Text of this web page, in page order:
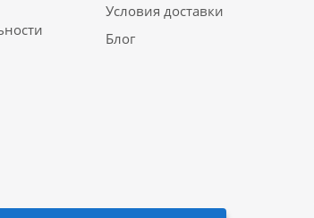
Условия доставки
Блог